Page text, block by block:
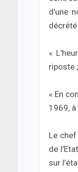
d’une
décrété
«
riposte
« En
1969,
Le
de
sur